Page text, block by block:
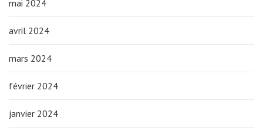
mai 2024
avril 2024
mars 2024
février 2024
janvier 2024